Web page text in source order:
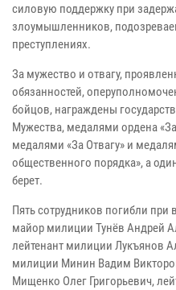
силовую поддержку при
злоумышленников,
преступлениях.
За мужество и отвагу,
обязанностей,
бойцов, награждены
Мужества, медалями ордена
медалями «За Отвагу» и
общественного порядка», а
берет.
Пять сотрудников погибли
майор милиции Тунёв Андрей
лейтенант милиции Лукъянов
милиции Минин Вадим
Мищенко Олег Григорьевич,